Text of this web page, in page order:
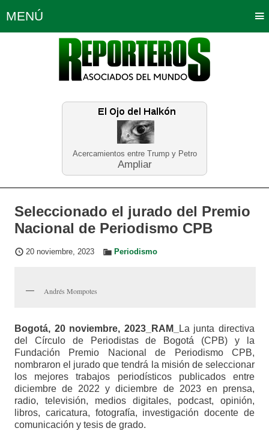
Acercamientos entre Trump y Petro
Ampliar
MENÚ
Política Opinión Bogotá
Planeta Tierra Deportes
Educación Neira
Seleccionado el jurado del Premio
Nacional de Periodismo CPB
20 noviembre, 2023 Periodismo
Andrés Mompotes
Bogotá, 20 noviembre, 2023_RAM_
La junta directiva
del Círculo de Periodistas de Bogotá (CPB) y la
Fundación Premio Nacional de Periodismo CPB,
nombraron el jurado que tendrá la misión de seleccionar
los mejores trabajos periodísticos publicados entre
diciembre de 2022 y diciembre de 2023 en prensa,
radio, televisión, medios digitales, podcast, opinión,
libros, caricatura, fotografía, investigación docente de
comunicación y tesis de grado.